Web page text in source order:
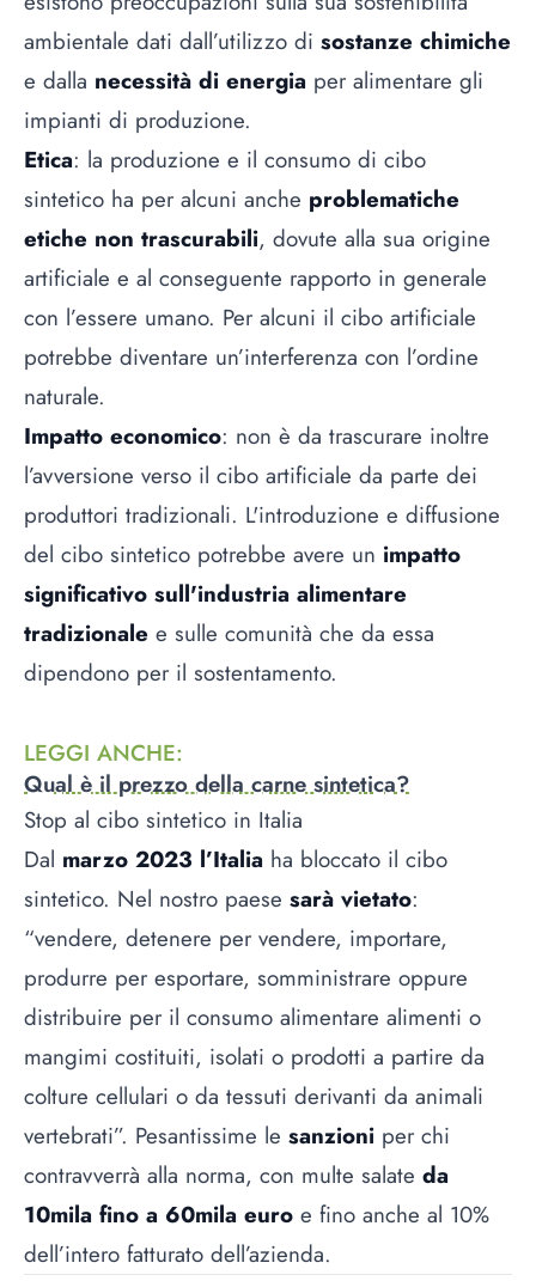
ambientale dati dall’utilizzo di sostanze chimiche
e dalla necessità di energia per alimentare gli
impianti di produzione.
Etica: la produzione e il consumo di cibo
sintetico ha per alcuni anche problematiche
etiche non trascurabili, dovute alla sua origine
artificiale e al conseguente rapporto in generale
con l’essere umano. Per alcuni il cibo artificiale
potrebbe diventare un’interferenza con l’ordine
naturale.
Impatto economico: non è da trascurare inoltre
l’avversione verso il cibo artificiale da parte dei
produttori tradizionali. L'introduzione e diffusione
del cibo sintetico potrebbe avere un impatto
significativo sull'industria alimentare
tradizionale e sulle comunità che da essa
dipendono per il sostentamento.
LEGGI ANCHE:
Qual è il prezzo della carne sintetica?
Stop al cibo sintetico in Italia
Dal marzo 2023 l’Italia ha bloccato il cibo
sintetico. Nel nostro paese sarà vietato:
“vendere, detenere per vendere, importare,
produrre per esportare, somministrare oppure
distribuire per il consumo alimentare alimenti o
mangimi costituiti, isolati o prodotti a partire da
colture cellulari o da tessuti derivanti da animali
vertebrati”. Pesantissime le sanzioni per chi
contravverrà alla norma, con multe salate da
10mila fino a 60mila euro e fino anche al 10%
dell’intero fatturato dell’azienda.